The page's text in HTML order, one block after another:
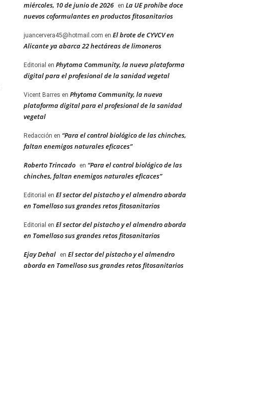
miércoles, 10 de junio de 2026 en La UE prohíbe doce
nuevos coformulantes en productos fitosanitarios
juancervera45@hotmail.com en El brote de CYVCV en
Alicante ya abarca 22 hectáreas de limoneros
Editorial en Phytoma Community, la nueva plataforma
digital para el profesional de la sanidad vegetal
Vicent Barres en Phytoma Community, la nueva
plataforma digital para el profesional de la sanidad
vegetal
Redacción en “Para el control biológico de las chinches,
faltan enemigos naturales eficaces”
Roberto Trincado en “Para el control biológico de las
chinches, faltan enemigos naturales eficaces”
Editorial en El sector del pistacho y el almendro aborda
en Tomelloso sus grandes retos fitosanitarios
Editorial en El sector del pistacho y el almendro aborda
en Tomelloso sus grandes retos fitosanitarios
Ejay Dehal en El sector del pistacho y el almendro
aborda en Tomelloso sus grandes retos fitosanitarios